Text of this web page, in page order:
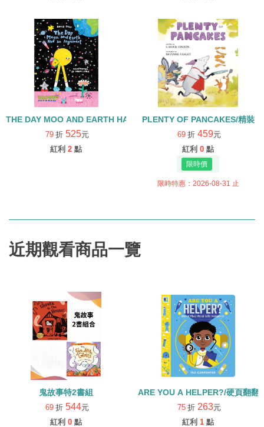
THE DAY MOO AND EARTH HAD AN ARGUMENT/精裝
79 折 525元
紅利 2 點
PLENTY OF PANCAKES/精裝
69 折 459元
紅利 0 點
限時特惠：2026-08-31 止
近期觀看商品一覽
鬼故事特2書組
69 折 544元
紅利 0 點
ARE YOU A HELPER?/硬頁翻翻
75 折 263元
紅利 1 點